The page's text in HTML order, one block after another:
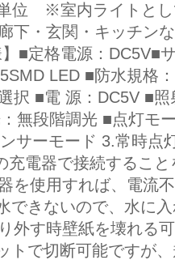
位 ※室内ライトと
下・玄関・キッチン
■定格電源：DC5V■
LED ■防水規格
択 ■電 源：DC5V ■
無段階調光 ■点灯モ
サーモード 3.常時
充電器で接続するこ
を使用すれば、電流
できないので、水に
外す時壁紙を壊れる
トで切断可能ですが